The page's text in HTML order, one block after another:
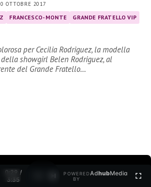
OTTOBRE 2017
FRANCESCO-MONTE
GRANDE FRATELLO VIP
per Cecilia Rodriguez, la modella
showgirl Belen Rodriguez, al
del Grande Fratello…
0:30 /
3:35
POWERED
BY
AdhubMedia